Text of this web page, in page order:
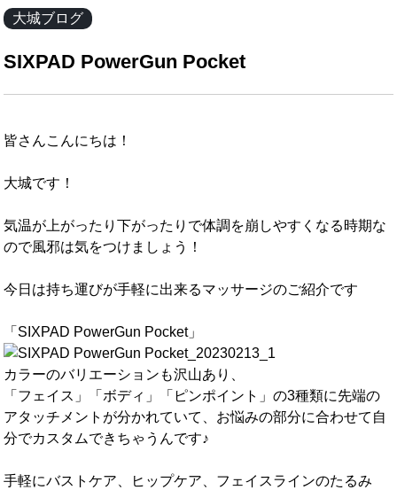
大城ブログ
SIXPAD PowerGun Pocket
皆さんこんにちは！
大城です！
気温が上がったり下がったりで体調を崩しやすくなる時期な
ので風邪は気をつけましょう！
今日は持ち運びが手軽に出来るマッサージのご紹介です
「SIXPAD PowerGun Pocket」
カラーのバリエーションも沢山あり、
「フェイス」「ボディ」「ピンポイント」の3種類に先端の
アタッチメントが分かれていて、お悩みの部分に合わせて自
分でカスタムできちゃうんです♪
手軽にバストケア、ヒップケア、フェイスラインのたるみ